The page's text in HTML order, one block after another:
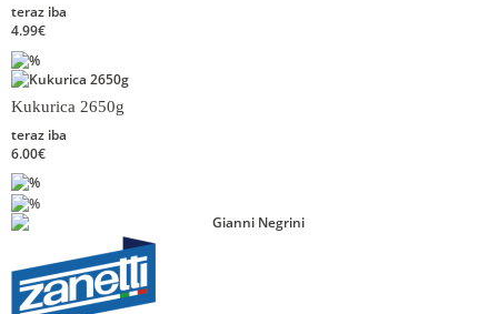
teraz iba
4.99€
Kukurica 2650g
teraz iba
6.00€